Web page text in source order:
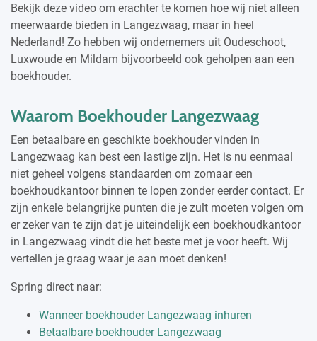
Bekijk deze video om erachter te komen hoe wij niet alleen
meerwaarde bieden in Langezwaag, maar in heel
Nederland! Zo hebben wij ondernemers uit Oudeschoot,
Luxwoude en Mildam bijvoorbeeld ook geholpen aan een
boekhouder.
Waarom Boekhouder Langezwaag
Een betaalbare en geschikte boekhouder vinden in
Langezwaag kan best een lastige zijn. Het is nu eenmaal
niet geheel volgens standaarden om zomaar een
boekhoudkantoor binnen te lopen zonder eerder contact. Er
zijn enkele belangrijke punten die je zult moeten volgen om
er zeker van te zijn dat je uiteindelijk een boekhoudkantoor
in Langezwaag vindt die het beste met je voor heeft. Wij
vertellen je graag waar je aan moet denken!
Spring direct naar:
Wanneer boekhouder Langezwaag inhuren
Betaalbare boekhouder Langezwaag